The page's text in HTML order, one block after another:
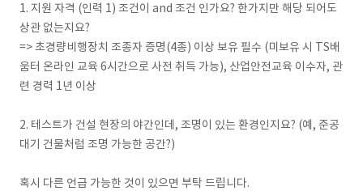
1. 지원 자격 (인력 1) 조건이 and 조건 인가요? 한가지만 해당 되어도
상관 없는지요?
=> 초경량비행장치 조종자 증명(4종) 이상 보유 필수 (미보유 시 TS배
움터 온라인 교육 6시간으로 사전 취득 가능), 산업안전교육 이수자, 관
련 경력 1년 이상
2. 테스트가 건설 현장의 야간인데, 조명이 있는 환경인지요? (예, 준공
대기 건물처럼 조명 가능한 공간?)
혹시 다른 언급 가능한 것이 있으면 부탁 드립니다.